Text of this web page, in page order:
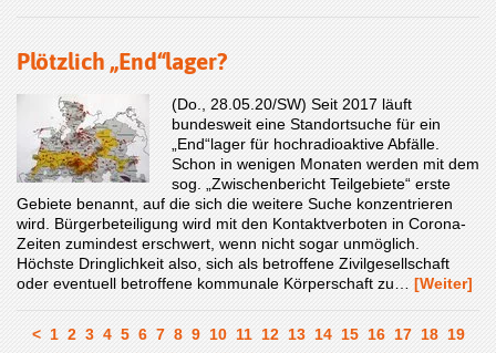
Plötzlich „End“lager?
(Do., 28.05.20/SW) Seit 2017 läuft
bundesweit eine Standortsuche für ein
„End“lager für hochradioaktive Abfälle.
Schon in wenigen Monaten werden mit dem
sog. „Zwischenbericht Teilgebiete“ erste
Gebiete benannt, auf die sich die weitere Suche konzentrieren
wird. Bürgerbeteiligung wird mit den Kontaktverboten in Corona-
Zeiten zumindest erschwert, wenn nicht sogar unmöglich.
Höchste Dringlichkeit also, sich als betroffene Zivilgesellschaft
oder eventuell betroffene kommunale Körperschaft zu… [Weiter]
< 1 2 3 4 5 6 7 8 9 10 11 12 13 14 15 16 17 18 19